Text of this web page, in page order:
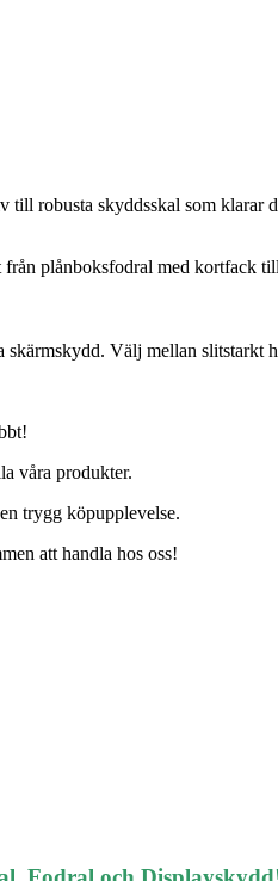
robusta skyddsskal som
plånboksfodral med kortfack
Välj mellan
våra produkter.
trygg köpupplevelse.
att handla hos oss!